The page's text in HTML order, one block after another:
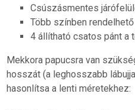
Csúszásmentes
Több színben rendelhető
4 állítható csatos pánt
Mekkora papucsra van
hosszát (a leghosszabb
hasonlítsa a lenti méretekhez: